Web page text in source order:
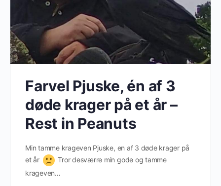
Farvel Pjuske, én af 3
døde krager på et år –
Rest in Peanuts
Min tamme krageven Pjuske, en af 3 døde krager på
et år
Tror desværre min gode og tamme
krageven…